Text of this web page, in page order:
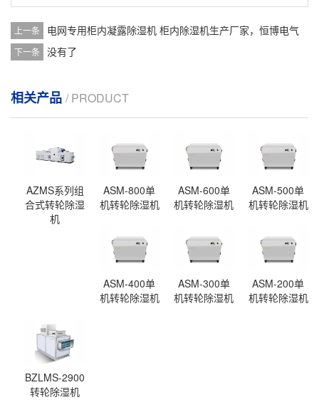
上一条 电网专用柜内凝露除湿机 柜内除湿机生产厂家，恒博电气
下一条 没有了
相关产品 / PRODUCT
AZMS系列组
合式转轮除湿
机
ASM-800单
机转轮除湿机
ASM-600单
机转轮除湿机
ASM-500单
机转轮除湿机
ASM-400单
机转轮除湿机
ASM-300单
机转轮除湿机
ASM-200单
机转轮除湿机
BZLMS-2900
转轮除湿机